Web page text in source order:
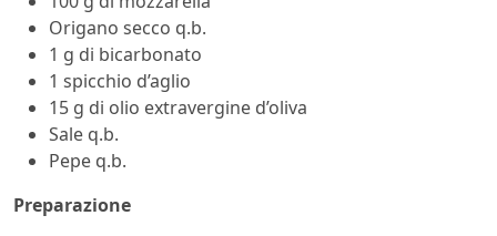
Origano secco q.b.
1 g di bicarbonato
1 spicchio d’aglio
15 g di olio extravergine d’oliva
Sale q.b.
Pepe q.b.
Preparazione